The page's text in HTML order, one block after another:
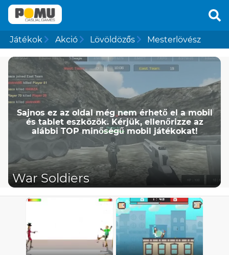
Játékok Akció Lövöldözős Mesterlövész
Sajnos ez az oldal még nem érhető el a mobil
és tablet eszközök. Kérjük, ellenőrizze az
alábbi TOP minőségű mobil játékokat!
War Soldiers